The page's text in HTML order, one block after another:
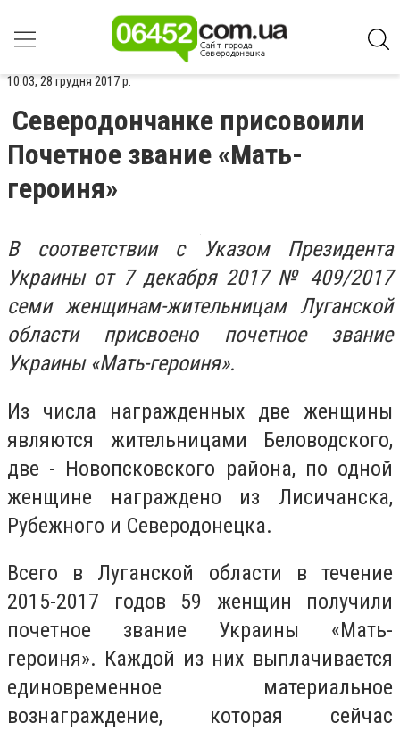
10:03, 28 грудня 2017 р.
Северодончанке присовоили
Почетное звание «Мать-
героиня»
В соответствии с Указом Президента
Украины от 7 декабря 2017 № 409/2017
семи женщинам-жительницам Луганской
области присвоено почетное звание
Украины «Мать-героиня».
Из числа награжденных две женщины
являются жительницами Беловодского,
две - Новопсковского района, по одной
женщине награждено из Лисичанска,
Рубежного и Северодонецка.
Всего в Луганской области в течение
2015-2017 годов 59 женщин получили
почетное звание Украины «Мать-
героиня». Каждой из них выплачивается
единовременное материальное
вознаграждение, которая сейчас